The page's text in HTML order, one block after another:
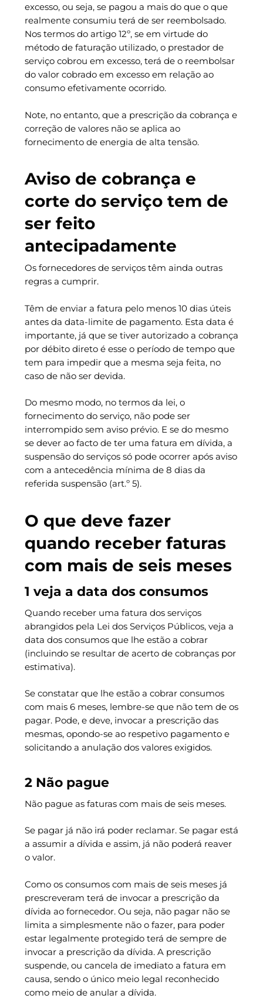
excesso, ou seja, se pagou a mais do que o que
realmente consumiu terá de ser reembolsado.
Nos termos do artigo 12º, se em virtude do
método de faturação utilizado, o prestador de
serviço cobrou em excesso, terá de o reembolsar
do valor cobrado em excesso em relação ao
consumo efetivamente ocorrido.
Note, no entanto, que a prescrição da cobrança e
correção de valores não se aplica ao
fornecimento de energia de alta tensão.
Aviso de cobrança e
corte do serviço tem de
ser feito
antecipadamente
Os fornecedores de serviços têm ainda outras
regras a cumprir.
Têm de enviar a fatura pelo menos 10 dias úteis
antes da data-limite de pagamento. Esta data é
importante, já que se tiver autorizado a cobrança
por débito direto é esse o período de tempo que
tem para impedir que a mesma seja feita, no
caso de não ser devida.
Do mesmo modo, no termos da lei, o
fornecimento do serviço, não pode ser
interrompido sem aviso prévio. E se do mesmo
se dever ao facto de ter uma fatura em dívida, a
suspensão do serviços só pode ocorrer após aviso
com a antecedência mínima de 8 dias da
referida suspensão (art.º 5).
O que deve fazer
quando receber faturas
com mais de seis meses
1 veja a data dos consumos
Quando receber uma fatura dos serviços
abrangidos pela Lei dos Serviços Públicos, veja a
data dos consumos que lhe estão a cobrar
(incluindo se resultar de acerto de cobranças por
estimativa).
Se constatar que lhe estão a cobrar consumos
com mais 6 meses, lembre-se que não tem de os
pagar. Pode, e deve, invocar a prescrição das
mesmas, opondo-se ao respetivo pagamento e
solicitando a anulação dos valores exigidos.
2 Não pague
Não pague as faturas com mais de seis meses.
Se pagar já não irá poder reclamar. Se pagar está
a assumir a dívida e assim, já não poderá reaver
o valor.
Como os consumos com mais de seis meses já
prescreveram terá de invocar a prescrição da
dívida ao fornecedor. Ou seja, não pagar não se
limita a simplesmente não o fazer, para poder
estar legalmente protegido terá de sempre de
invocar a prescrição da dívida. A prescrição
suspende, ou cancela de imediato a fatura em
causa, sendo o único meio legal reconhecido
como meio de anular a dívida.